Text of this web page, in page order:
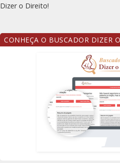
Dizer o Direito!
CONHEÇA O BUSCADOR DIZER